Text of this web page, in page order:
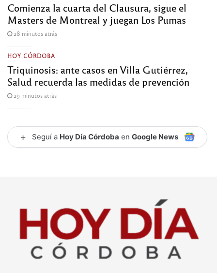
Comienza la cuarta del Clausura, sigue el
Masters de Montreal y juegan Los Pumas
28 minutos atrás
HOY CÓRDOBA
Triquinosis: ante casos en Villa Gutiérrez,
Salud recuerda las medidas de prevención
29 minutos atrás
+ Seguí a Hoy Día Córdoba en Google News